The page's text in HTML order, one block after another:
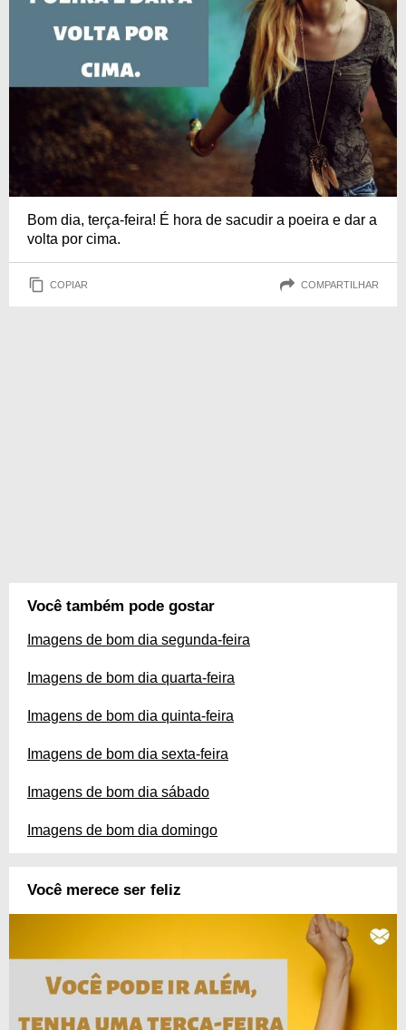
Bom dia, terça-feira! É hora de sacudir a poeira e dar a
volta por cima.
COPIAR COMPARTILHAR
Você também pode gostar
Imagens de bom dia segunda-feira
Imagens de bom dia quarta-feira
Imagens de bom dia quinta-feira
Imagens de bom dia sexta-feira
Imagens de bom dia sábado
Imagens de bom dia domingo
Você merece ser feliz